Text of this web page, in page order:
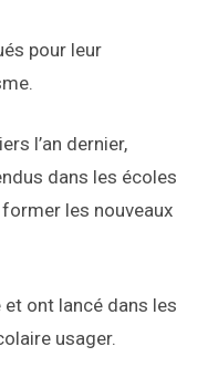
pour leur
l’an dernier,
dans les écoles
les nouveaux
ont lancé dans les
usager.